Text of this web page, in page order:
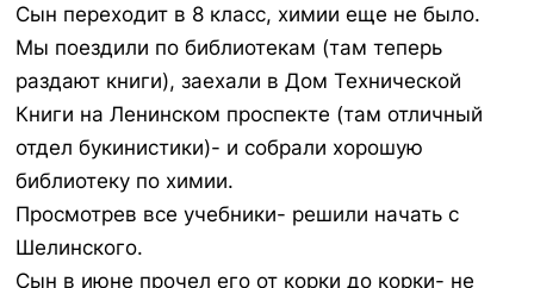
Сын переходит в 8 класс, химии еще не было.
Мы поездили по библиотекам (там теперь
раздают книги), заехали в Дом Технической
Книги на Ленинском проспекте (там отличный
отдел букинистики)- и собрали хорошую
библиотеку по химии.
Просмотрев все учебники- решили начать с
Шелинского.
Сын в июне прочел его от корки до корки- не